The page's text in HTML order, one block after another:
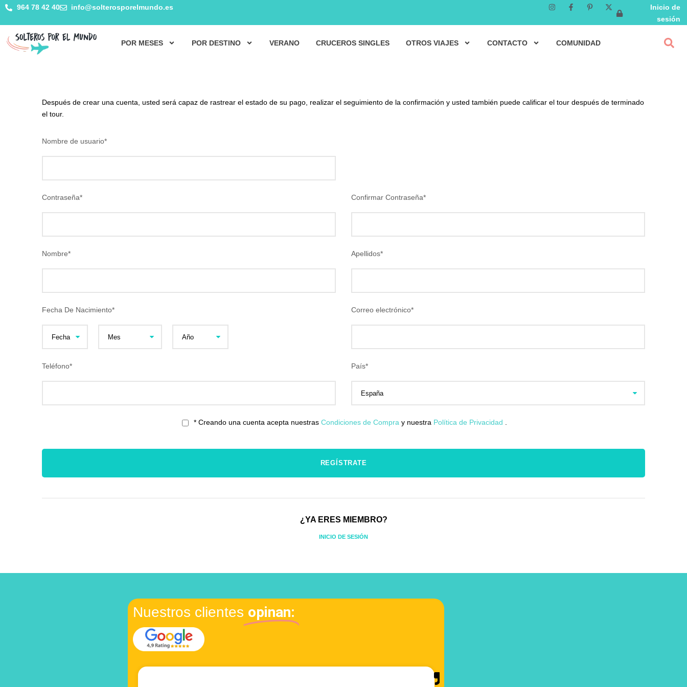
964 78 42 40 info@solterosporelmundo.es
Inicio de
sesión
POR MESES POR DESTINO VERANO CRUCEROS SINGLES OTROS VIAJES CONTACTO COMUNIDAD
Después de crear una cuenta, usted será capaz de rastrear el estado de su pago, realizar el seguimiento de la confirmación y usted también puede calificar el tour después de terminado
el tour.
Nombre de usuario*
Contraseña* Confirmar Contraseña*
Nombre* Apellidos*
Fecha De Nacimiento* Correo electrónico*
Teléfono* País*
* Creando una cuenta acepta nuestras Condiciones de Compra y nuestra Política de Privacidad
¿YA ERES MIEMBRO?
INICIO DE SESIÓN
Nuestros clientes opinan: